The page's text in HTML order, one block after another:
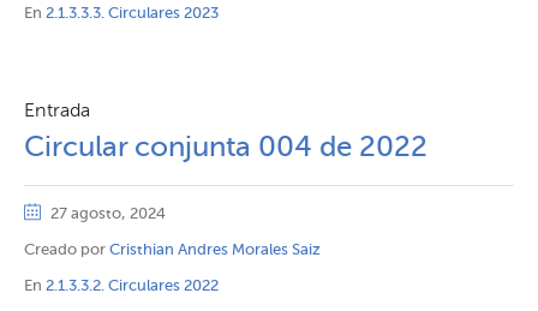
En 2.1.3.3.3. Circulares 2023
Entrada
Circular conjunta 004 de 2022
27 agosto, 2024
Creado por Cristhian Andres Morales Saiz
En 2.1.3.3.2. Circulares 2022